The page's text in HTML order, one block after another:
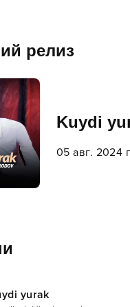
релиз
Kuydi
05 авг. 2024
yurak